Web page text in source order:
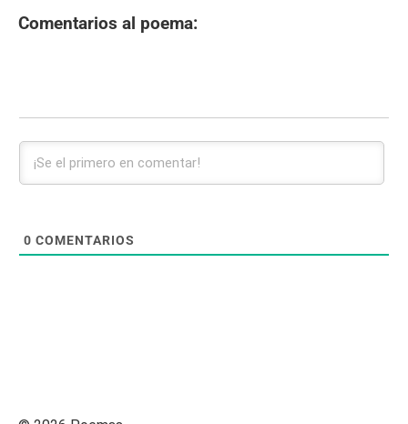
Comentarios al poema:
0 COMENTARIOS